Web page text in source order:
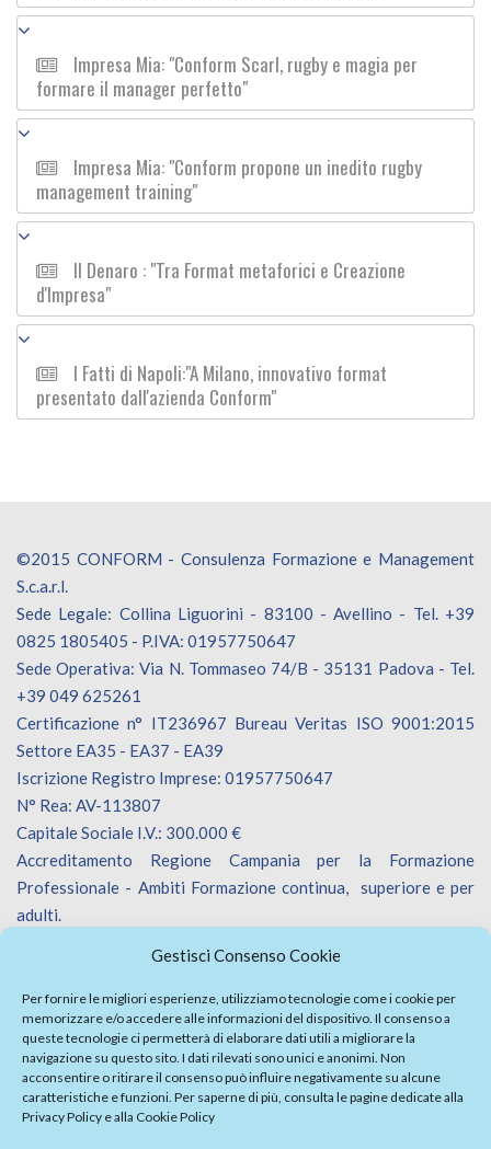
Gestisci Consenso Cookie
Per fornire le migliori esperienze, utilizziamo tecnologie come i cookie per
memorizzare e/o accedere alle informazioni del dispositivo. Il consenso a
queste tecnologie ci permetterà di elaborare dati utili a migliorare la
navigazione su questo sito. I dati rilevati sono unici e anonimi. Non
acconsentire o ritirare il consenso può influire negativamente su alcune
caratteristiche e funzioni. Per saperne di più, consulta le pagine dedicate alla
Privacy Policy e alla Cookie Policy
Impresa Mia: "Conform Scarl, rugby e magia per
formare il manager perfetto"
Impresa Mia: "Conform propone un inedito rugby
management training"
Il Denaro : "Tra Format metaforici e Creazione
d'Impresa"
I Fatti di Napoli:"A Milano, innovativo format
presentato dall'azienda Conform"
©2015 CONFORM - Consulenza Formazione e Management
S.c.a.r.l.
Sede Legale: Collina Liguorini - 83100 - Avellino - Tel. +39
0825 1805405 - P.IVA: 01957750647
Sede Operativa: Via N. Tommaseo 74/B - 35131 Padova - Tel.
+39 049 625261
Certificazione n° IT236967 Bureau Veritas ISO 9001:2015
Settore EA35 - EA37 - EA39
Iscrizione Registro Imprese: 01957750647
N° Rea: AV-113807
Capitale Sociale I.V.: 300.000 €
Accreditamento Regione Campania per la Formazione
Professionale - Ambiti Formazione continua, superiore e per
adulti.
Iscrizione Catalogo Fornitori Innoveneto.
Firma Elettronica Avanzata